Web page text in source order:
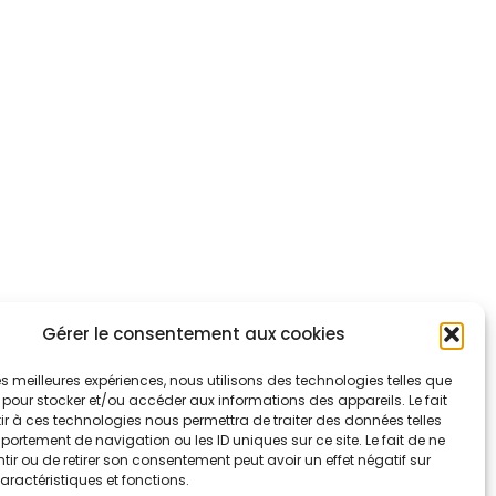
Gérer le consentement aux cookies
meilleures expériences, nous utilisons des technologies telles que
stocker et/ou accéder aux informations des appareils. Le fait
à ces technologies nous permettra de traiter des données telles
de navigation ou les ID uniques sur ce site. Le fait de ne
ou de retirer son consentement peut avoir un effet négatif sur
et fonctions.